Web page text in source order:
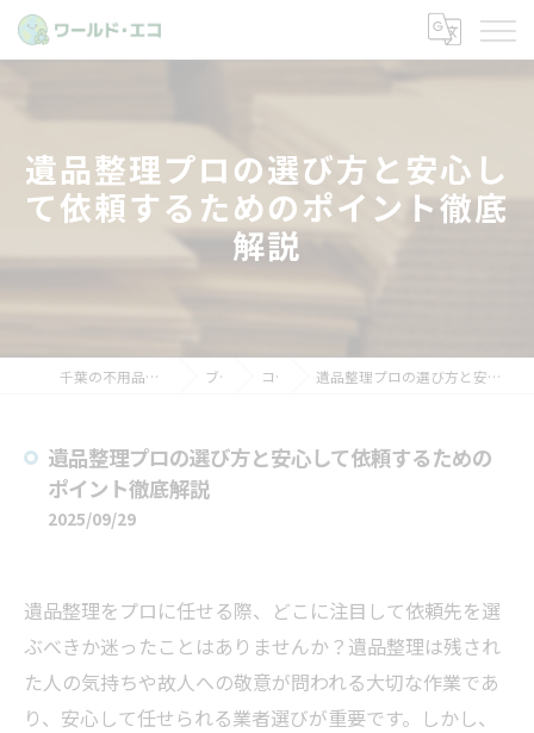
遺品整理プロの選び方と安心し
て依頼するためのポイント徹底
解説
千葉の不用品回収ならワールド・エコ ブログ コラム 遺品整理プロの選び方と安心して依頼するためのポイント徹底解説
遺品整理プロの選び方と安心して依頼するための
ポイント徹底解説
2025/09/29
遺品整理をプロに任せる際、どこに注目して依頼先を選
ぶべきか迷ったことはありませんか？遺品整理は残され
た人の気持ちや故人への敬意が問われる大切な作業であ
り、安心して任せられる業者選びが重要です。しかし、